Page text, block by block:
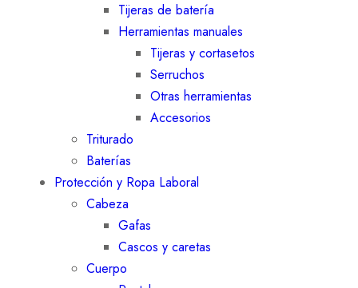
Tijeras de batería
Herramientas manuales
Tijeras y cortasetos
Serruchos
Otras herramientas
Accesorios
Triturado
Baterías
Protección y Ropa Laboral
Cabeza
Gafas
Cascos y caretas
Cuerpo